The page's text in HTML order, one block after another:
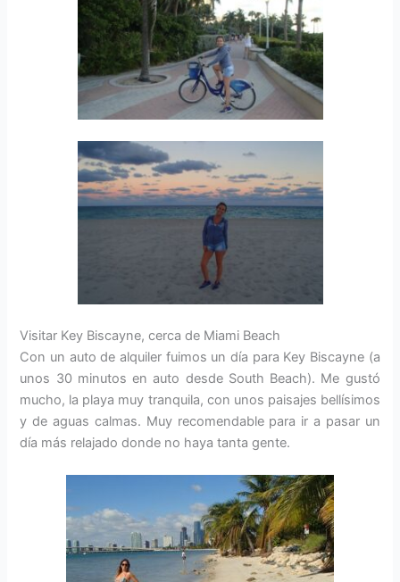
Visitar Key Biscayne, cerca de Miami Beach
Con un auto de alquiler fuimos un día para Key Biscayne (a
unos 30 minutos en auto desde South Beach). Me gustó
mucho, la playa muy tranquila, con unos paisajes bellísimos
y de aguas calmas. Muy recomendable para ir a pasar un
día más relajado donde no haya tanta gente.